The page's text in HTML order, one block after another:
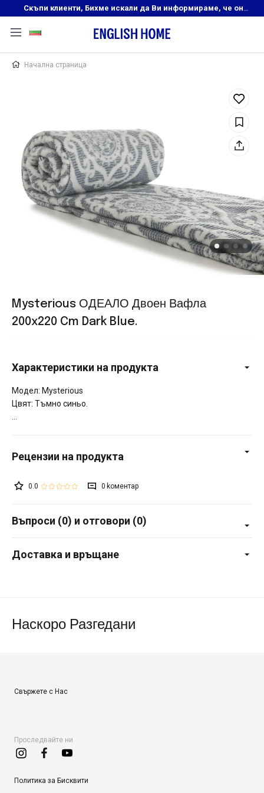
Скъпи клиенти, Бихме искали да Ви информираме, че онлайн магазинът на English Home преустановява своята дейност. Прекрасният ни и усмихнат екип ,Ви очаква в нашите физически магазини, където ще откриете любимите си продукти! Благодарим Ви, че сте част от семейството на Еnglish Home!
Начална страница
Mysterious ОДЕАЛО Двоен Вафла
200x220 Cm Dark Blue.
Характеристики на продукта
Модел: Mysterious
Цвят: Тъмно синьо.
0.0 0
Въпроси (0) и отговори (0)
Доставка и връщане
Наскоро Разгедани
Свържете с Нас
Проследвайте ни
Политика за Бисквити